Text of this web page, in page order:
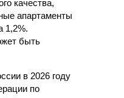
качества,
апартаменты
1,2%.
быть
в 2026 году
по